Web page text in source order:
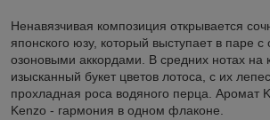
Ненавязчивая композиция открывается
японского юзу, который выступает в паре
озоновыми аккордами. В средних нотах на
изысканный букет цветов лотоса, с их
прохладная роса водяного перца. Аромат
Kenzo - гармония в одном флаконе.